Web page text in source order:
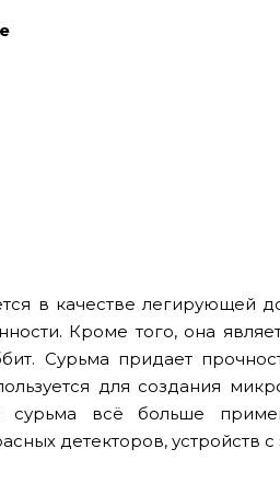
в качестве легирующей
Кроме того, она
Сурьма придает
для создания
всё больше
детекторов, устройств